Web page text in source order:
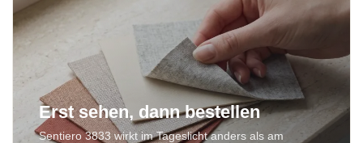
Erst sehen, dann bestellen
Sentiero 3833 wirkt im Tageslicht anders als am